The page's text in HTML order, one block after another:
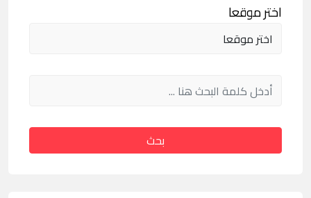
اختر موقعا
بحث